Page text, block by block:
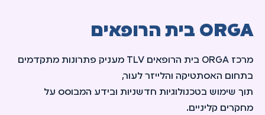
ORGA בית הרופאים
מרכז ORGA בית הרופאים TLV מעניק פתרונות מתקדמים
בתחום האסתטיקה והלייזר לעור,
תוך שימוש בטכנולוגיות חדשניות ובידע המבוסס על
מחקרים קליניים.